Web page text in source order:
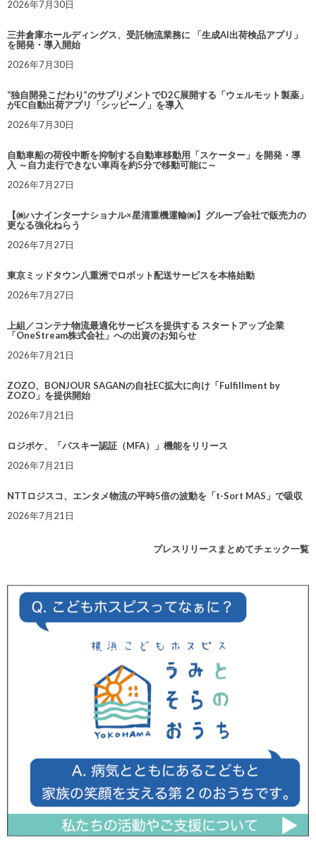
2026年7月30日
三井倉庫ホールディングス、受託物流業務に 「生成AI出荷検品アプリ」
を開発・導入開始
2026年7月30日
“独自開発こだわり”のサプリメントでD2C展開する「ウェルモット製薬」
がEC自動出荷アプリ「シッピーノ」を導入
2026年7月30日
自動車船の荷役中断を抑制する自動車移動用「スケーター」を開発・導
入 ～自力走行できない車両を約5分で移動可能に～
2026年7月27日
【㈱ハナインターナショナル×星清重機運輸㈱】グループ会社で販売力の
更なる強化ねらう
2026年7月27日
東京ミッドタウン八重洲でロボット配送サービスを本格始動
2026年7月27日
上組／コンテナ物流最適化サービスを提供する スタートアップ企業
「OneStream株式会社」への出資のお知らせ
2026年7月21日
ZOZO、BONJOUR SAGANの自社EC拡大に向け「Fulfillment by
ZOZO」を提供開始
2026年7月21日
ロジポケ、「パスキー認証（MFA）」機能をリリース
2026年7月21日
NTTロジスコ、エンタメ物流の平時5倍の波動を「t-Sort MAS」で吸収
2026年7月21日
プレスリリースまとめてチェック一覧